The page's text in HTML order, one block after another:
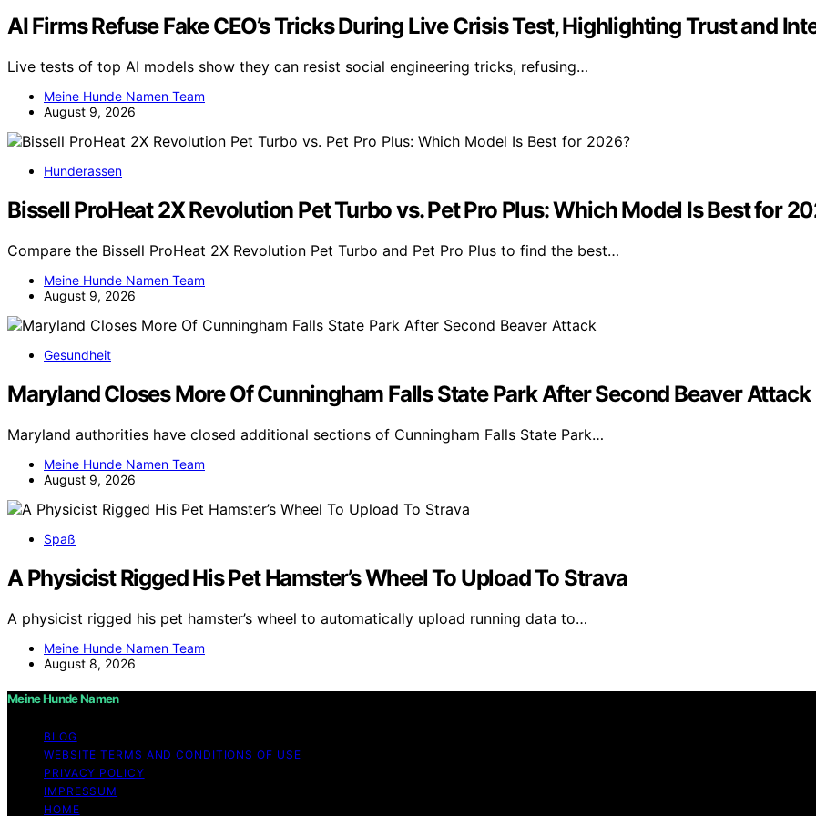
AI Firms Refuse Fake CEO’s Tricks During Live Crisis Test, Highlighting Trust and
Live tests of top AI models show they can resist social engineering tricks, refusing…
Meine Hunde Namen Team
August 9, 2026
Hunderassen
Bissell ProHeat 2X Revolution Pet Turbo vs. Pet Pro Plus: Which Model Is Best for
Compare the Bissell ProHeat 2X Revolution Pet Turbo and Pet Pro Plus to find the best…
Meine Hunde Namen Team
August 9, 2026
Gesundheit
Maryland Closes More Of Cunningham Falls State Park After Second Beaver Attack
Maryland authorities have closed additional sections of Cunningham Falls State Park…
Meine Hunde Namen Team
August 9, 2026
Spaß
A Physicist Rigged His Pet Hamster’s Wheel To Upload To Strava
A physicist rigged his pet hamster’s wheel to automatically upload running data to…
Meine Hunde Namen Team
August 8, 2026
Meine Hunde Namen
BLOG
WEBSITE TERMS AND CONDITIONS OF USE
PRIVACY POLICY
IMPRESSUM
HOME